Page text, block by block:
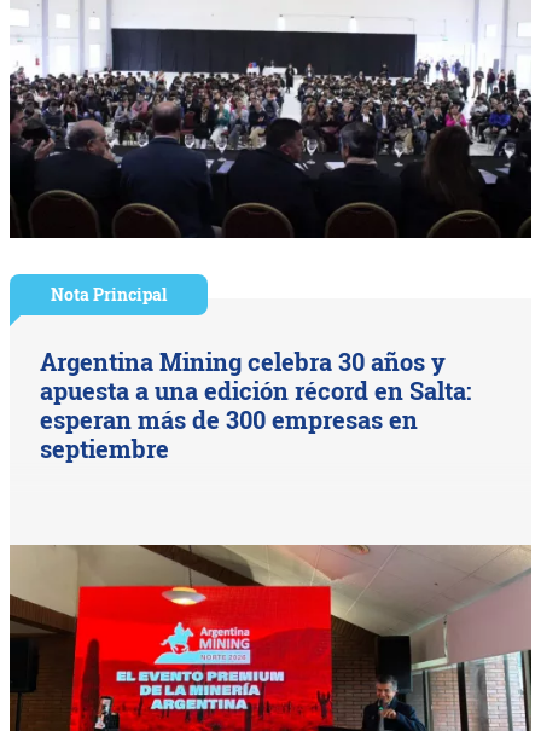
Nota Principal
Argentina Mining celebra 30 años y
apuesta a una edición récord en Salta:
esperan más de 300 empresas en
septiembre